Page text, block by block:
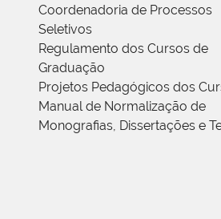
Coordenadoria de Processos
Seletivos
Regulamento dos Cursos de
Graduação
Projetos Pedagógicos dos
Manual de Normalização de
Monografias, Dissertações e